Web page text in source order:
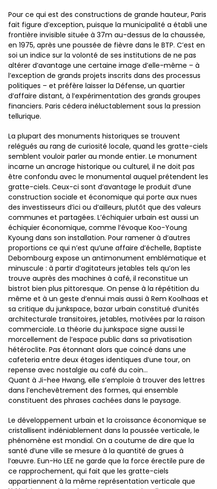
Pour ce qui est des constructions de grande hauteur, Paris
fait figure d’exception, puisque la municipalité a établi une
frontière invisible située à 37m au-dessus de la chaussée,
en 1975, après une poussée de fièvre dans le BTP. C’est en
soi un indice sur la volonté de ses institutions de ne pas
altérer d’avantage une certaine image d’elle-même – à
l’exception de grands projets inscrits dans des processus
politiques – et préfère laisser la Défense, un quartier
d’affaire distant, à l’expérimentation des grands groupes
financiers. Paris cédera inéluctablement sous la pression
tellurique.
La plupart des monuments historiques se trouvent
relégués au rang de curiosité locale, quand les gratte-ciels
semblent vouloir parler au monde entier. Le monument
incarne un ancrage historique ou culturel, il ne doit pas
être confondu avec le monumental auquel prétendent les
gratte-ciels. Ceux-ci sont d’avantage le produit d’une
construction sociale et économique qui porte aux nues
des investisseurs d’ici ou d’ailleurs, plutôt que des valeurs
communes et partagées. L’échiquier urbain est aussi un
échiquier économique, comme l’évoque Koo-Young
Kyoung dans son installation. Pour ramener à d’autres
proportions ce qui n’est qu’une affaire d’échelle, Baptiste
Debombourg expose un antimonument emblématique et
minuscule : à partir d’agitateurs jetables tels qu’on les
trouve auprès des machines à café, il reconstitue un
bistrot bien plus pittoresque. On pense à la répétition du
même et à un geste d’ennui mais aussi à Rem Koolhaas et
sa critique du junkspace, bazar urbain constitué d’unités
architecturale transitoires, jetables, motivées par la raison
commerciale. La théorie du junkspace signe aussi le
morcellement de l’espace public dans sa privatisation
hétéroclite. Pas étonnant alors que coincé dans une
cafeteria entre deux étages identiques d’une tour, on
repense avec nostalgie au café du coin…
Quant à Ji-hee Hwang, elle s’emploie à trouver des lettres
dans l’enchevêtrement des formes, qui ensemble
constituent des phrases cachées dans le paysage.
Le développement urbain et la croissance économique se
cristallisent indéniablement dans la poussée verticale, le
phénomène est mondial. On a coutume de dire que la
santé d’une ville se mesure à la quantité de grues à
l’œuvre. Eun-Ho LEE ne garde que la force érectile pure de
ce rapprochement, qui fait que les gratte-ciels
appartiennent à la même représentation verticale que